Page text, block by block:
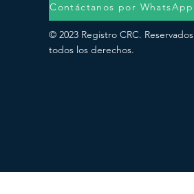
Contáctanos por WhatsApp
© 2023 Registro CRC. Reservados
todos los derechos.